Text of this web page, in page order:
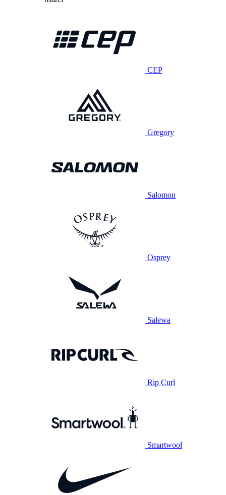
CEP
Gregory
Salomon
Osprey
Salewa
Rip Curl
Smartwool